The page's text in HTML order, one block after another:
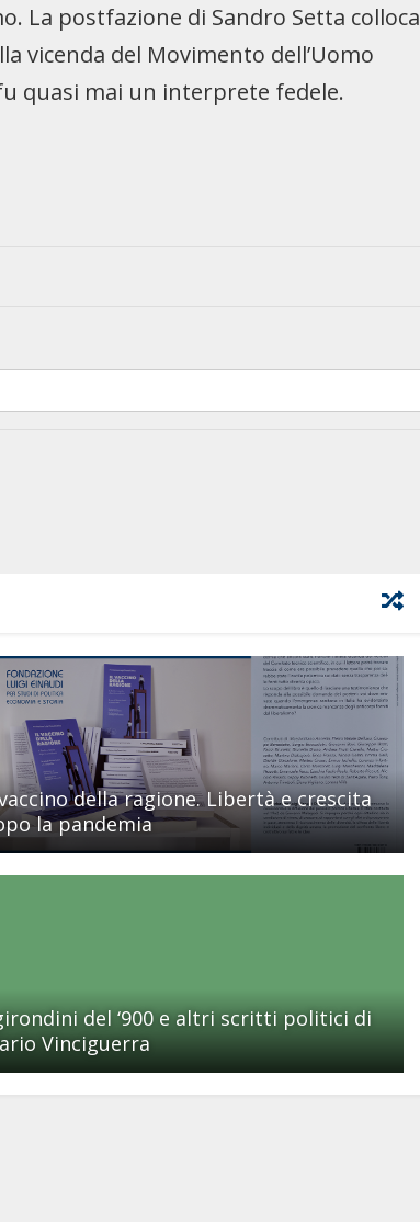
La postfazione di Sandro Setta colloca
vicenda del Movimento dell’Uomo
quasi mai un interprete fedele.
della ragione. Libertà e crescita
la pandemia
del ‘900 e altri scritti politici di
Vinciguerra